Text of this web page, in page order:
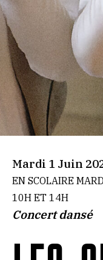
Mardi 1 Juin
EN SCOLAIRE
10H ET 14H
Concert dansé